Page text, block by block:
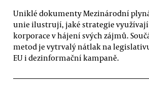
Uniklé dokumenty Mezinárodní
unie ilustrují, jaké strategie
korporace v hájení svých zájmů.
metod je vytrvalý nátlak na
EU i dezinformační kampaně.